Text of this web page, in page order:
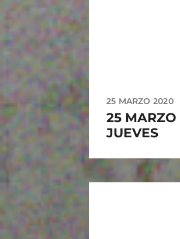
25 MARZO 2020
25 MARZO
JUEVES